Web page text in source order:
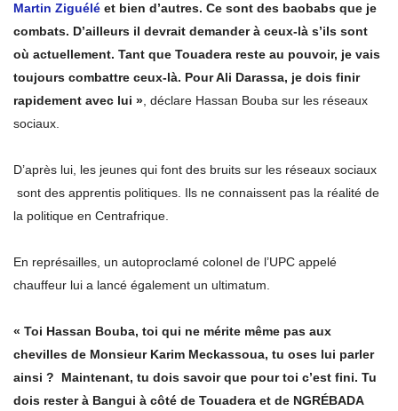
Martin Ziguélé et bien d’autres. Ce sont des baobabs que je
combats. D’ailleurs il devrait demander à ceux-là s’ils sont
où actuellement. Tant que Touadera reste au pouvoir, je vais
toujours combattre ceux-là. Pour Ali Darassa, je dois finir
rapidement avec lui », déclare Hassan Bouba sur les réseaux
sociaux.
D’après lui, les jeunes qui font des bruits sur les réseaux sociaux
sont des apprentis politiques. Ils ne connaissent pas la réalité de
la politique en Centrafrique.
En représailles, un autoproclamé colonel de l’UPC appelé
chauffeur lui a lancé également un ultimatum.
« Toi Hassan Bouba, toi qui ne mérite même pas aux
chevilles de Monsieur Karim Meckassoua, tu oses lui parler
ainsi ? Maintenant, tu dois savoir que pour toi c’est fini. Tu
dois rester à Bangui à côté de Touadera et de NGRÉBADA